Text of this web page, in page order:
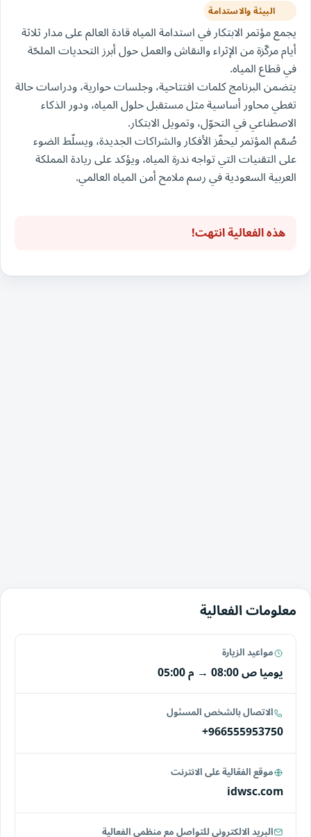
البيئة والاستدامة
يجمع مؤتمر الابتكار في استدامة المياه قادة العالم على مدار ثلاثة
أيام مركّزة من الإثراء والنقاش والعمل حول أبرز التحديات الملحّة
في قطاع المياه.
يتضمن البرنامج كلمات افتتاحية، وجلسات حوارية، ودراسات حالة
تغطي محاور أساسية مثل مستقبل حلول المياه، ودور الذكاء
الاصطناعي في التحوّل، وتمويل الابتكار.
صُمّم المؤتمر ليحفّز الأفكار والشراكات الجديدة، ويسلّط الضوء
على التقنيات التي تواجه ندرة المياه، ويؤكد على ريادة المملكة
العربية السعودية في رسم ملامح أمن المياه العالمي.
هذه الفعالية انتهت!
معلومات الفعالية
مواعيد الزيارة
يوميا08:00 ص → 05:00 م
الاتصال بالشخص المسئول
+966555953750
موقع الفعّالية على الانترنت
idwsc.com
البريد الالكتروني للتواصل مع منظمي الفعالية